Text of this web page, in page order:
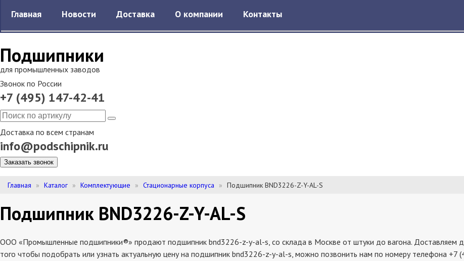
Подшипники
для промышленных заводов
Звонок по России
+7 (495) 147-42-41
Доставка по всем странам
info@podschipnik.ru
Заказать звонок
Главная Новости Доставка О компании Контакты
Главная Каталог Комплектующие Стационарные корпуса Подшипник BND3226-Z-Y-AL-S
Подшипник BND3226-Z-Y-AL-S
ООО «Промышленные подшипники®» продают подшипник bnd3226-z-y-al-s, со склада в Москве от штуки до вагона. Доставляем
того чтобы подобрать или узнать актуальную цену на подшипник bnd3226-z-y-al-s, можно позвонить нам по номеру телефона +7